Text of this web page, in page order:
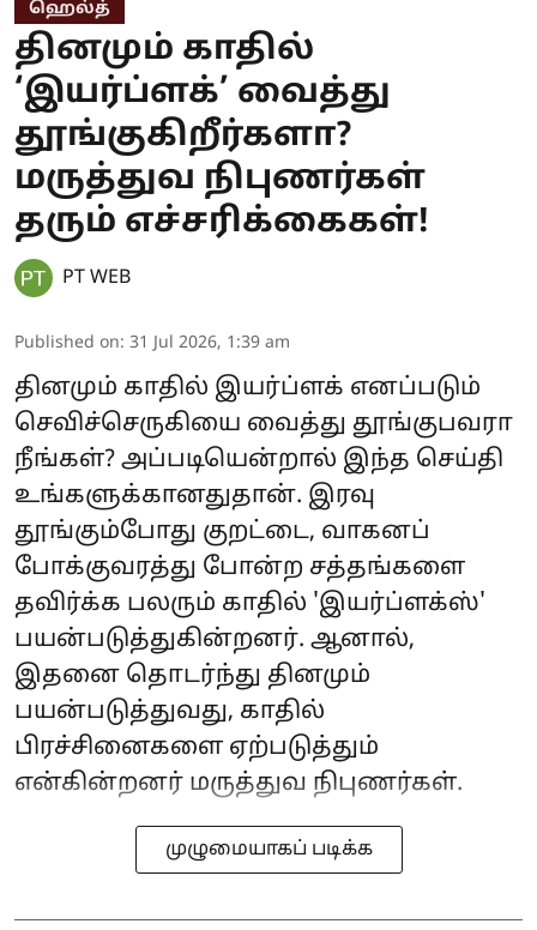
ஹெல்த்
தினமும் காதில்
‘இயர்ப்ளக்’ வைத்து
தூங்குகிறீர்களா?
மருத்துவ நிபுணர்கள்
தரும் எச்சரிக்கைகள்!
PT WEB
Published on: 31 Jul 2026, 1:39 am
தினமும் காதில் இயர்ப்ளக் எனப்படும்
செவிச்செருகியை வைத்து தூங்குபவரா
நீங்கள்? அப்படியென்றால் இந்த செய்தி
உங்களுக்கானதுதான். இரவு
தூங்கும்போது குறட்டை, வாகனப்
போக்குவரத்து போன்ற சத்தங்களை
தவிர்க்க பலரும் காதில் 'இயர்ப்ளக்ஸ்'
பயன்படுத்துகின்றனர். ஆனால்,
இதனை தொடர்ந்து தினமும்
பயன்படுத்துவது, காதில்
பிரச்சினைகளை ஏற்படுத்தும்
என்கின்றனர் மருத்துவ நிபுணர்கள்.
முழுமையாகப் படிக்க